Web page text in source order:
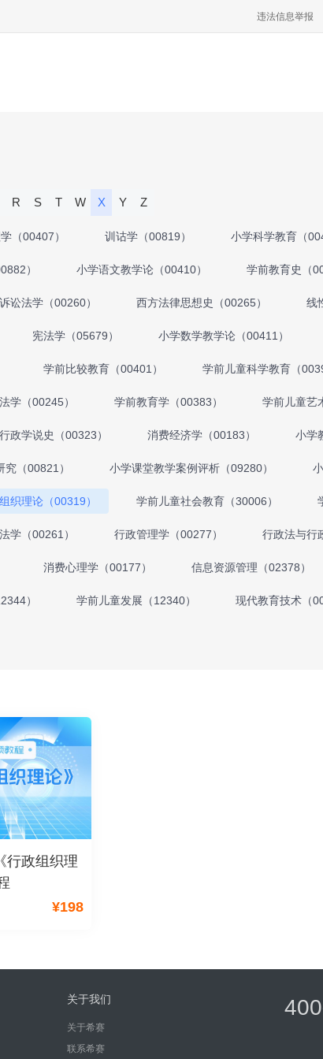
违法信息举报
R S T W X Y Z
（00407） 训诂学（00819） 小学科学教育（
） 小学语文教学论（00410） 学前教育史（
讼法学（00260） 西方法律思想史（00265） 线
宪法学（05679） 小学数学教学论（00411）
学前比较教育（00401） 学前儿童科学教育（
学（00245） 学前教育学（00383） 学前儿童艺
政学说史（00323） 消费经济学（00183） 小学
（00821） 小学课堂教学案例评析（09280）
织理论（00319） 学前儿童社会教育（30006）
学（00261） 行政管理学（00277） 行政法与行
消费心理学（00177） 信息资源管理（02378）
） 学前儿童发展（12340） 现代教育技术（
行政组织理
¥198
关于我们
关于希赛
联系希赛